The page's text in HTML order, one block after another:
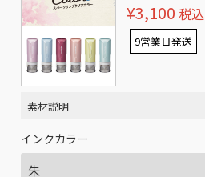
¥3,100 税込
9営業日発送
素材説明
インクカラー